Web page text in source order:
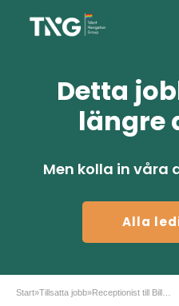
Detta
längre
Men kolla in våra
Alla
Start»Tillsatta jobb»